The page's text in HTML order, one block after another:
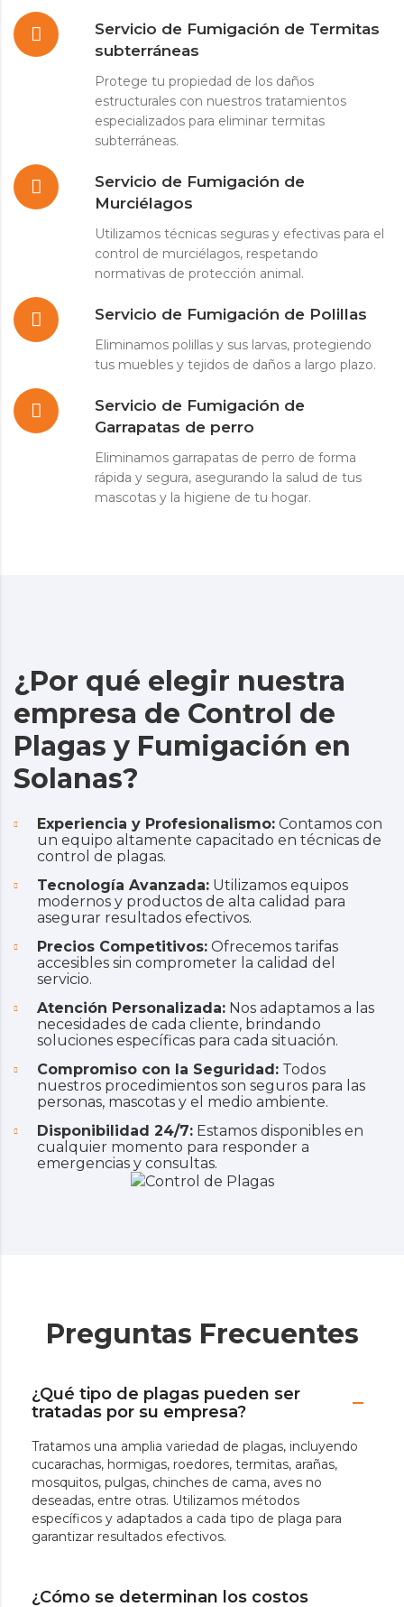
Servicio de Fumigación de Termitas
subterráneas
Protege tu propiedad de los daños
estructurales con nuestros tratamientos
especializados para eliminar termitas
subterráneas.
Servicio de Fumigación de
Murciélagos
Utilizamos técnicas seguras y efectivas para el
control de murciélagos, respetando
normativas de protección animal.
Servicio de Fumigación de Polillas
Eliminamos polillas y sus larvas, protegiendo
tus muebles y tejidos de daños a largo plazo.
Servicio de Fumigación de
Garrapatas de perro
Eliminamos garrapatas de perro de forma
rápida y segura, asegurando la salud de tus
mascotas y la higiene de tu hogar.
¿Por qué elegir nuestra
empresa de Control de
Plagas y Fumigación en
Solanas?
Experiencia y Profesionalismo: Contamos con
un equipo altamente capacitado en técnicas de
control de plagas.
Tecnología Avanzada: Utilizamos equipos
modernos y productos de alta calidad para
asegurar resultados efectivos.
Precios Competitivos: Ofrecemos tarifas
accesibles sin comprometer la calidad del
servicio.
Atención Personalizada: Nos adaptamos a las
necesidades de cada cliente, brindando
soluciones específicas para cada situación.
Compromiso con la Seguridad: Todos
nuestros procedimientos son seguros para las
personas, mascotas y el medio ambiente.
Disponibilidad 24/7: Estamos disponibles en
cualquier momento para responder a
emergencias y consultas.
Preguntas Frecuentes
¿Qué tipo de plagas pueden ser
tratadas por su empresa?
Tratamos una amplia variedad de plagas, incluyendo
cucarachas, hormigas, roedores, termitas, arañas,
mosquitos, pulgas, chinches de cama, aves no
deseadas, entre otras. Utilizamos métodos
específicos y adaptados a cada tipo de plaga para
garantizar resultados efectivos.
¿Cómo se determinan los costos